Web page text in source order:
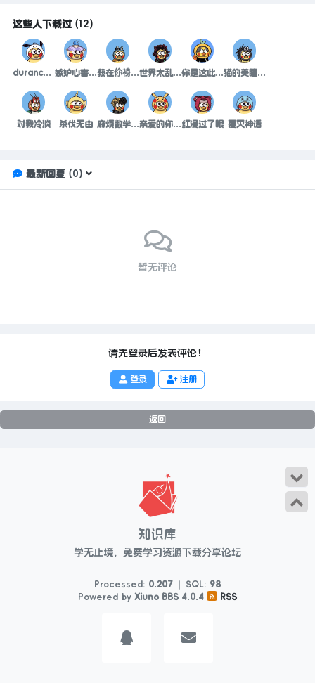
这些人下载过(12)
durance枷锁 嫉妒心害人深 莪在伱裑逅請囘头 世界太乱没有人懂 你是这此刻烂漫的春天 猫的美瞳会发光
对我冷淡 杀伐无由 麻烦数学老师别打击我成么 亲爱的你想多了红漫过了眼 覆灭神话
最新回复 (0)
暂无评论
请先登录后发表评论！
登录 注册
返回
知识库
学无止境，免费学习资源下载分享论坛
Processed: 0.207 SQL: 98
Powered byXiuno BBS 4.0.4 RSS